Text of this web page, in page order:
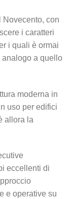
Novecento, con
i caratteri
i quali è ormai
a quello
moderna in
uso per edifici
allora la
eccellenti di
e operative su